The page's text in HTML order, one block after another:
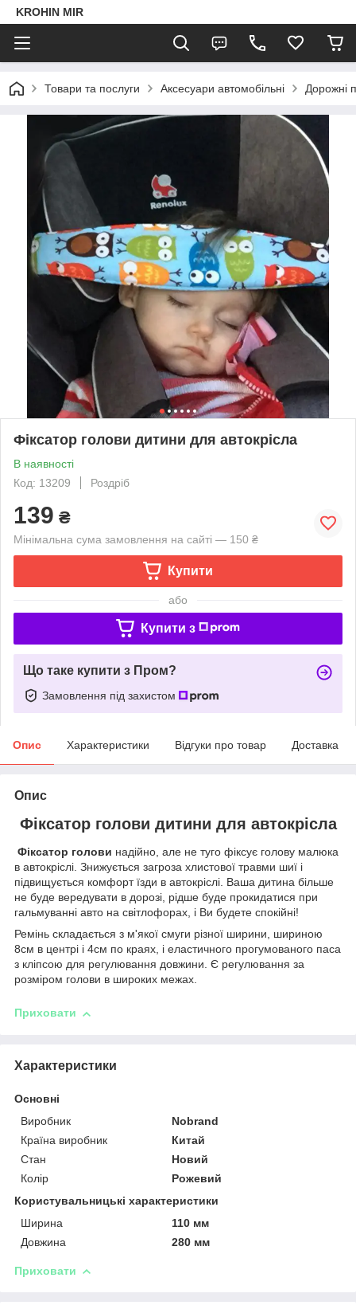
KROHIN MIR
Товари та послуги Аксесуари автомобільні Дорожні
Фіксатор голови дитини для автокрісла
В наявності
Код: 13209
Роздріб
139 ₴
Мінімальна сума замовлення на сайті — 150 ₴
Купити
або
Купити з
Що таке купити з Пром?
Замовлення під захистом
Опис Характеристики Відгуки про товар Доставка
Опис
Фіксатор голови дитини для автокрісла
Фіксатор голови надійно, але не туго фіксує голову малюка
в автокріслі. Знижується загроза хлистової травми шиї і
підвищується комфорт їзди в автокріслі. Ваша дитина більше
не буде вередувати в дорозі, рідше буде прокидатися при
гальмуванні авто на світлофорах, і Ви будете спокійні!
Ремінь складається з м'якої смуги різної ширини, шириною
8см в центрі і 4см по краях, і еластичного прогумованого паса
з кліпсою для регулювання довжини. Є регулювання за
розміром голови в широких межах.
Приховати
Характеристики
Основні
Виробник
Nobrand
Країна виробник
Китай
Стан
Новий
Колір
Рожевий
Користувальницькі характеристики
Ширина
110 мм
Довжина
280 мм
Приховати